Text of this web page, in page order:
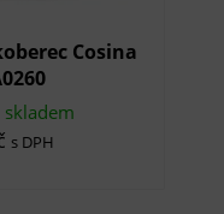
Cosina
skladem
s DPH